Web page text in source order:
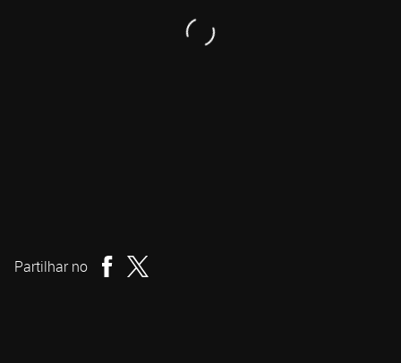
Partilhar no